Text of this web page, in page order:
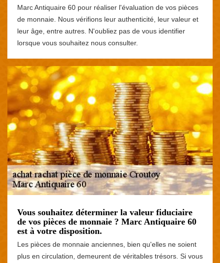
Marc Antiquaire 60 pour réaliser l'évaluation de vos pièces
de monnaie. Nous vérifions leur authenticité, leur valeur et
leur âge, entre autres. N'oubliez pas de vous identifier
lorsque vous souhaitez nous consulter.
Vous souhaitez déterminer la valeur fiduciaire
de vos pièces de monnaie ? Marc Antiquaire 60
est à votre disposition.
Les pièces de monnaie anciennes, bien qu'elles ne soient
plus en circulation, demeurent de véritables trésors. Si vous